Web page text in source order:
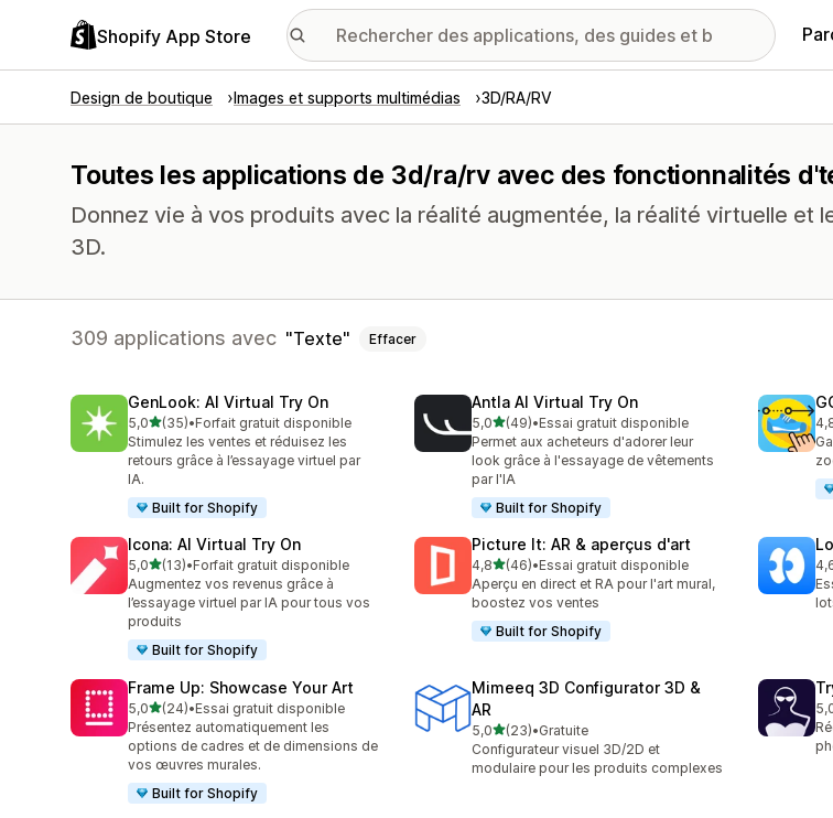
Shopify App Store
Design de boutique Images et supports multimédias 3D/RA/RV
Toutes les applications de 3d/ra/rv avec des fonctionnalités
Donnez vie à vos produits avec la réalité augmentée, la réalité virtuelle et
3D.
309 applications avec Texte Effacer
GenLook: AI Virtual Try On
5,0étoile(s) sur 5
(35)
35 avis au total
•Forfait gratuit disponible
Stimulez les ventes et réduisez les
retours grâce à l’essayage virtuel par
IA.
Built for Shopify
Antla AI Virtual Try On
5,0étoile(s) sur 5
(49)
49 avis au total
•Essai gratuit disponible
Permet aux acheteurs d'adorer leur
look grâce à l'essayage de vêtements
par l'IA
Built for Shopify
Icona: AI Virtual Try On
5,0étoile(s) sur 5
(13)
13 avis au total
•Forfait gratuit disponible
Augmentez vos revenus grâce à
l’essayage virtuel par IA pour tous vos
produits
Built for Shopify
Picture It: AR & aperçus d'art
4,8étoile(s) sur 5
(46)
46 avis au total
•Essai gratuit disponible
Aperçu en direct et RA pour l'art mural,
boostez vos ventes
Built for Shopify
6
Frame Up: Showcase Your Art
5,0étoile(s) sur 5
(24)
24 avis au total
•Essai gratuit disponible
Présentez automatiquement les
options de cadres et de dimensions de
vos œuvres murales.
Built for Shopify
Mimeeq 3D Configurator 3D &
AR
5,0étoile(s) sur 5
(23)
23 avis au total
•Gratuite
Configurateur visuel 3D/2D et
modulaire pour les produits complexes
5